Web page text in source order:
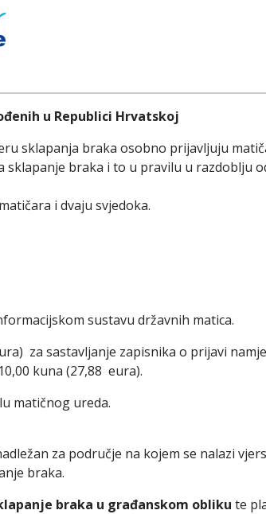
u Republici Hrvatskoj
sklapanja braka osobno prijavljuju
braka i to u pravilu u razdoblju
i dvaju svjedoka.
sustavu državnih matica.
za sastavljanje zapisnika o prijavi
kuna (27,88 eura).
matičnog ureda.
za područje na kojem se nalazi
braka.
braka u građanskom obliku te